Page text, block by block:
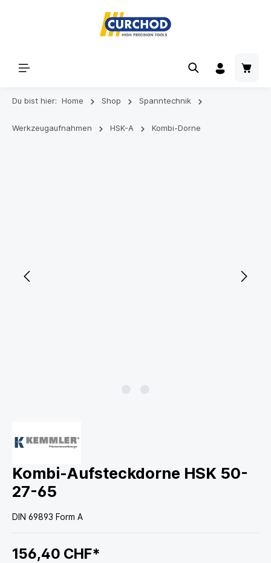
Du bist hier: Home Shop Spanntechnik
Werkzeugaufnahmen HSK-A Kombi-Dorne
Kombi-Aufsteckdorne HSK 50-
27-65
DIN 69893 Form A
156,40 CHF*